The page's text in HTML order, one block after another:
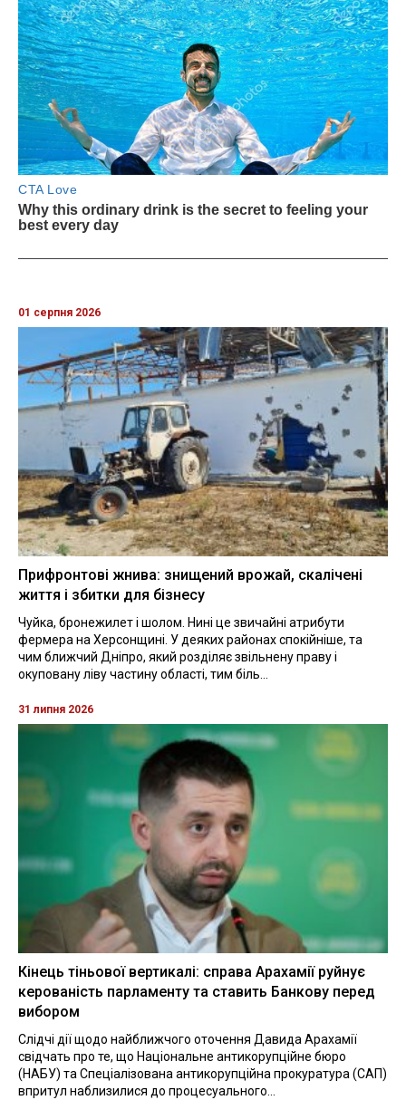
01 серпня 2026
Прифронтові жнива: знищений врожай, скалічені
життя і збитки для бізнесу
Чуйка, бронежилет і шолом. Нині це звичайні атрибути
фермера на Херсонщині. У деяких районах спокійніше, та
чим ближчий Дніпро, який розділяє звільнену праву і
окуповану ліву частину області, тим біль...
31 липня 2026
Кінець тіньової вертикалі: справа Арахамії руйнує
керованість парламенту та ставить Банкову перед
вибором
Слідчі дії щодо найближчого оточення Давида Арахамії
свідчать про те, що Національне антикорупційне бюро
(НАБУ) та Спеціалізована антикорупційна прокуратура (САП)
впритул наблизилися до процесуального...